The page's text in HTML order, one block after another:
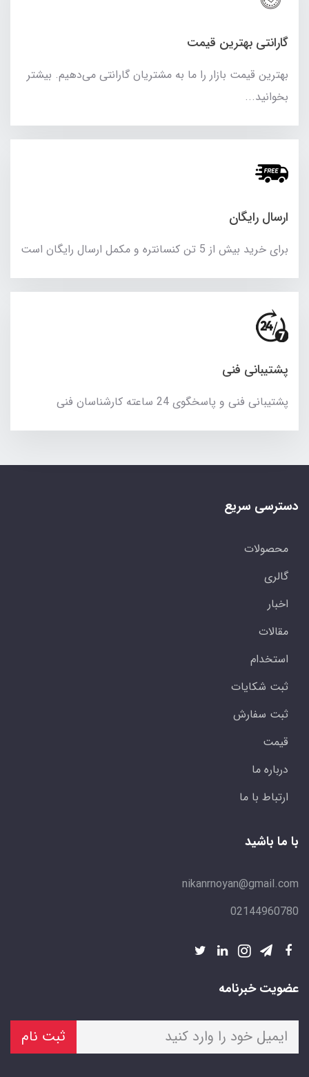
گارانتی بهترین قیمت
بهترین قیمت بازار را ما به مشتریان گارانتی می‌دهیم. بیشتر
بخوانید...
ارسال رایگان
برای خرید بیش از 5 تن کنسانتره و مکمل ارسال رایگان است
پشتیبانی فنی
پشتیبانی فنی و پاسخگوی 24 ساعته کارشناسان فنی
دسترسی سریع
محصولات
گالری
اخبار
مقالات
استخدام
ثبت شکایات
ثبت سفارش
قیمت
درباره ما
ارتباط با ما
با ما باشید
nikanrnoyan@gmail.com
02144960780
عضویت خبرنامه
ثبت نام